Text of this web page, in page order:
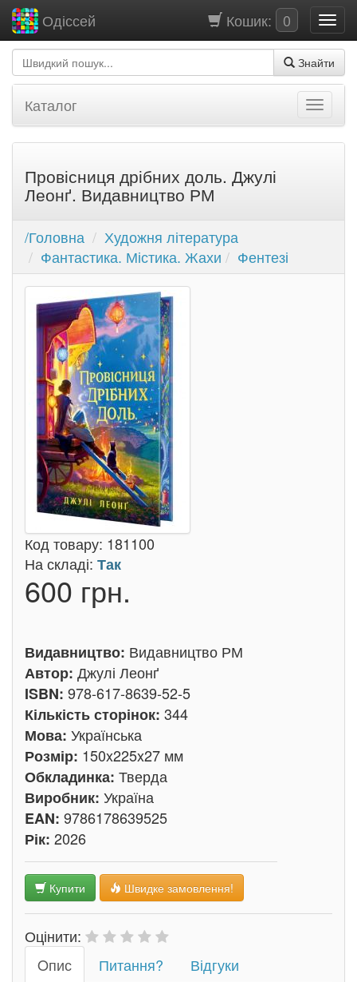
Кошик: 0
Одіссей
Знайти
Каталог
Провісниця дрібних доль. Джулі
Леонґ. Видавництво РМ
/Головна
Художня література
Фантастика. Містика. Жахи
Фентезі
Код товару: 181100
На складі: Так
600 грн.
Видавництво: Видавництво РМ
Автор: Джулі Леонґ
ISBN: 978-617-8639-52-5
Кількість сторінок: 344
Мова: Українська
Розмір: 150x225x27 мм
Обкладинка: Тверда
Виробник: Україна
EAN: 9786178639525
Рік: 2026
Купити Швидке замовлення!
Оцінити:
Oпис
Питання?
Відгуки